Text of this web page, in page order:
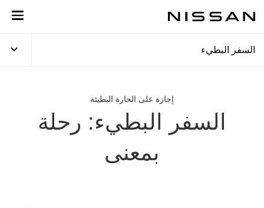
إلى
السفر البطيء
إجازة على الحارة البطيئة
السفر البطيء: رحلة
بمعنى